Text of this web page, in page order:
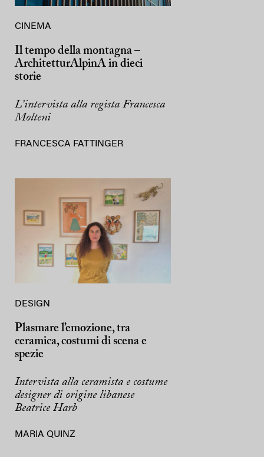
CINEMA
Il tempo della montagna –
ArchitetturAlpinA in dieci
storie
L’intervista alla regista Francesca
Molteni
FRANCESCA FATTINGER
DESIGN
Plasmare l’emozione, tra
ceramica, costumi di scena e
spezie
Intervista alla ceramista e costume
designer di origine libanese
Beatrice Harb
MARIA QUINZ